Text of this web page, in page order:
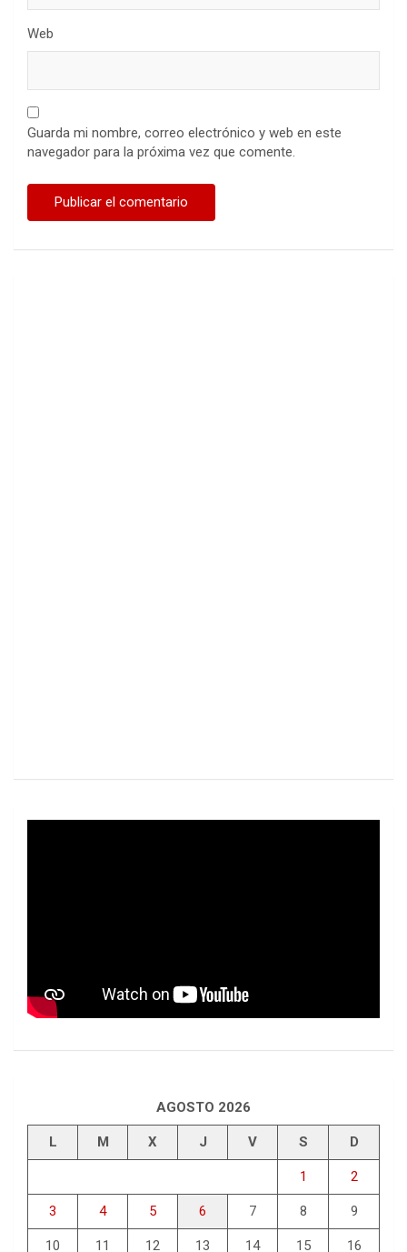
Web
Guarda mi nombre, correo electrónico y web en este
navegador para la próxima vez que comente.
AGOSTO 2026
L M X J V S D
1 2
3 4 5 6 7 8 9
10 11 12 13 14 15 16